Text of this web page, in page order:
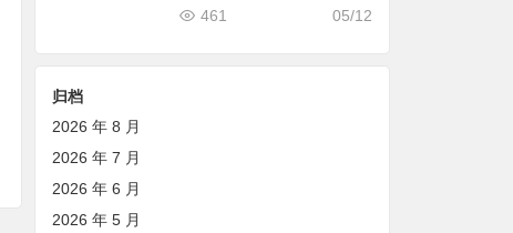
思？
05/12
461
归档
2026 年 8 月
2026 年 7 月
2026 年 6 月
2026 年 5 月